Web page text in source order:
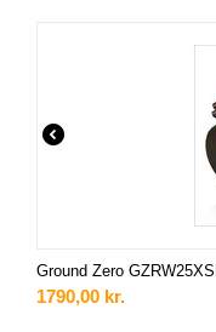
Ground Zero
1790,00 kr.